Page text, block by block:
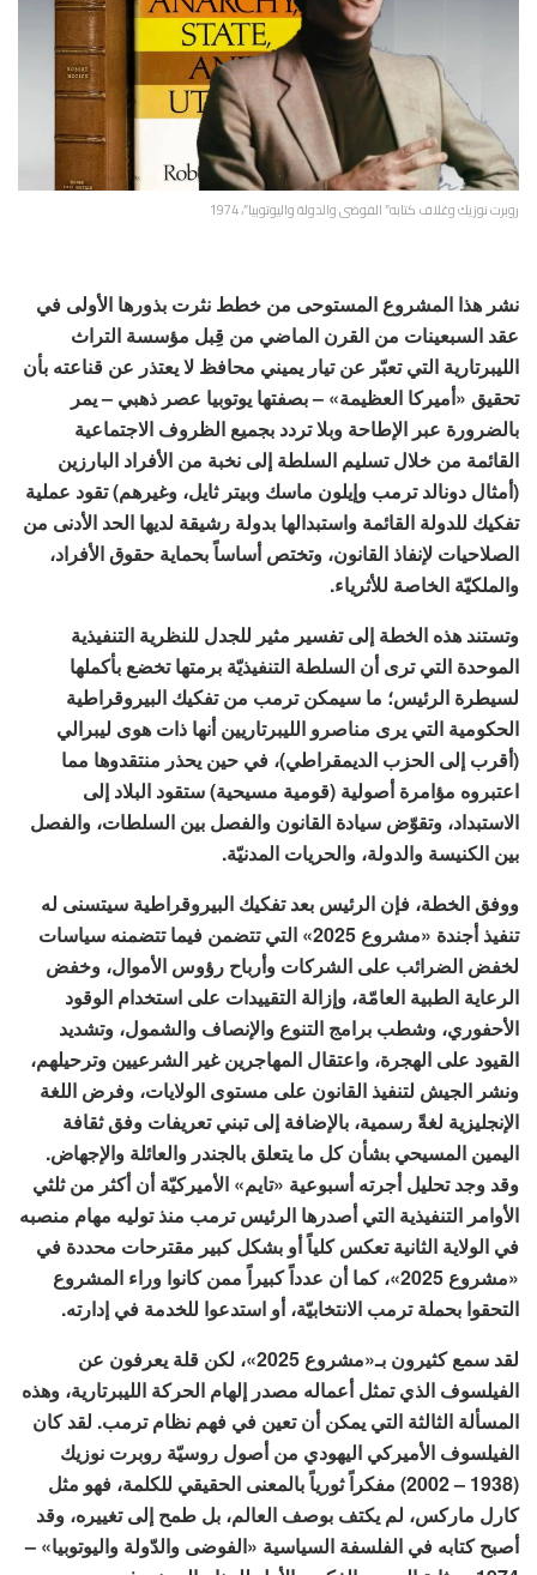
روبرت نوزيك وغلاف كتابه” الفوضى والدولة واليوتوبيا”، 1974
نشر هذا المشروع المستوحى من خطط نثرت بذورها الأولى في
عقد السبعينات من القرن الماضي من قِبل مؤسسة التراث
الليبرتارية التي تعبّر عن تيار يميني محافظ لا يعتذر عن قناعته بأن
تحقيق «أميركا العظيمة» – بصفتها يوتوبيا عصر ذهبي – يمر
بالضرورة عبر الإطاحة وبلا تردد بجميع الظروف الاجتماعية
القائمة من خلال تسليم السلطة إلى نخبة من الأفراد البارزين
(أمثال دونالد ترمب وإيلون ماسك وبيتر ثايل، وغيرهم) تقود عملية
تفكيك للدولة القائمة واستبدالها بدولة رشيقة لديها الحد الأدنى من
الصلاحيات لإنفاذ القانون، وتختص أساساً بحماية حقوق الأفراد،
والملكيّة الخاصة للأثرياء.
وتستند هذه الخطة إلى تفسير مثير للجدل للنظرية التنفيذية
الموحدة التي ترى أن السلطة التنفيذيّة برمتها تخضع بأكملها
لسيطرة الرئيس؛ ما سيمكن ترمب من تفكيك البيروقراطية
الحكومية التي يرى مناصرو الليبرتاريين أنها ذات هوى ليبرالي
(أقرب إلى الحزب الديمقراطي)، في حين يحذر منتقدوها مما
اعتبروه مؤامرة أصولية (قومية مسيحية) ستقود البلاد إلى
الاستبداد، وتقوّض سيادة القانون والفصل بين السلطات، والفصل
بين الكنيسة والدولة، والحريات المدنيّة.
ووفق الخطة، فإن الرئيس بعد تفكيك البيروقراطية سيتسنى له
تنفيذ أجندة «مشروع 2025» التي تتضمن فيما تتضمنه سياسات
لخفض الضرائب على الشركات وأرباح رؤوس الأموال، وخفض
الرعاية الطبية العامّة، وإزالة التقييدات على استخدام الوقود
الأحفوري، وشطب برامج التنوع والإنصاف والشمول، وتشديد
القيود على الهجرة، واعتقال المهاجرين غير الشرعيين وترحيلهم،
ونشر الجيش لتنفيذ القانون على مستوى الولايات، وفرض اللغة
الإنجليزية لغةً رسمية، بالإضافة إلى تبني تعريفات وفق ثقافة
اليمين المسيحي بشأن كل ما يتعلق بالجندر والعائلة والإجهاض.
وقد وجد تحليل أجرته أسبوعية «تايم» الأميركيّة أن أكثر من ثلثي
الأوامر التنفيذية التي أصدرها الرئيس ترمب منذ توليه مهام منصبه
في الولاية الثانية تعكس كلياً أو بشكل كبير مقترحات محددة في
«مشروع 2025»، كما أن عدداً كبيراً ممن كانوا وراء المشروع
التحقوا بحملة ترمب الانتخابيّة، أو استدعوا للخدمة في إدارته.
لقد سمع كثيرون بـ«مشروع 2025»، لكن قلة يعرفون عن
الفيلسوف الذي تمثل أعماله مصدر إلهام الحركة الليبرتارية، وهذه
المسألة الثالثة التي يمكن أن تعين في فهم نظام ترمب. لقد كان
الفيلسوف الأميركي اليهودي من أصول روسيّة روبرت نوزيك
(1938 – 2002) مفكراً ثورياً بالمعنى الحقيقي للكلمة، فهو مثل
كارل ماركس، لم يكتف بوصف العالم، بل طمح إلى تغييره، وقد
أصبح كتابه في الفلسفة السياسية «الفوضى والدّولة واليوتوبيا» –